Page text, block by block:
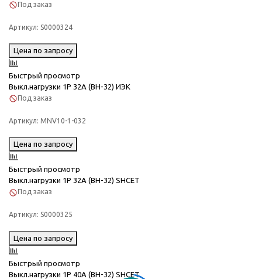
Под заказ
Артикул: S0000324
Цена по запросу
Быстрый просмотр
Выкл.нагрузки 1Р 32А (ВН-32) ИЭК
Под заказ
Артикул: MNV10-1-032
Цена по запросу
Быстрый просмотр
Выкл.нагрузки 1Р 32А (ВН-32) SHCET
Под заказ
Артикул: S0000325
Цена по запросу
Быстрый просмотр
Выкл.нагрузки 1Р 40А (ВН-32) SHCET